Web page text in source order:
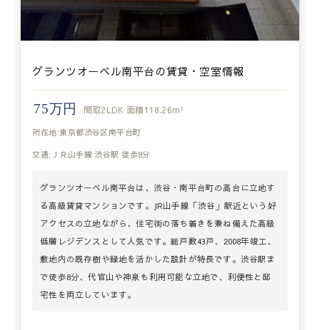
グランツオーベル南平台の賃貸・空室情報
75万円 間取2LDK 面積118.26m²
所在地:東京都渋谷区南平台町
交通:ＪＲ山手線 渋谷駅 徒歩8分
グランツオーベル南平台は、渋谷・南平台町の高台に立地す
る高級賃貸マンションです。JR山手線「渋谷」駅近という好
アクセスの立地ながら、住宅街の落ち着きを兼ね備えた高級
低層レジデンスとして人気です。総戸数43戸、2008年竣工、
敷地内の既存樹や緑地を活かした設計が特長です。渋谷駅ま
で徒歩8分、代官山や神泉も利用可能な立地で、利便性と邸
宅性を両立しています。